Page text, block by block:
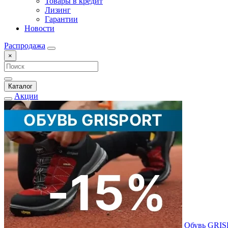
Лизинг
Гарантии
Новости
Распродажа
×
Каталог
Акции
Обувь